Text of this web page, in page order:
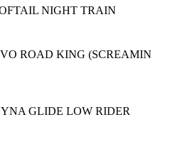
NIGHT TRAIN
ROAD KING (SCREAMIN
GLIDE LOW RIDER